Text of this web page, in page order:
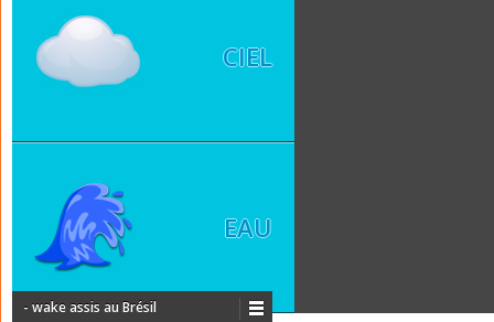
CIEL
EAU
- wake assis au Brésil